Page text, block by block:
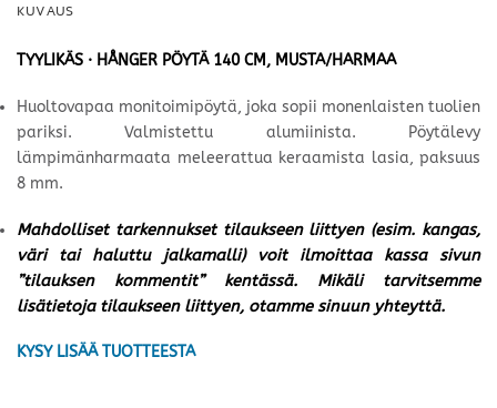
KUVAUS
TYYLIKÄS · HÅNGER PÖYTÄ 140 CM, MUSTA/HARMAA
Huoltovapaa monitoimipöytä, joka sopii monenlaisten tuolien
pariksi. Valmistettu alumiinista. Pöytälevy
lämpimänharmaata meleerattua keraamista lasia, paksuus
8 mm.
Mahdolliset tarkennukset tilaukseen liittyen (esim. kangas,
väri tai haluttu jalkamalli) voit ilmoittaa kassa sivun
”tilauksen kommentit” kentässä. Mikäli tarvitsemme
lisätietoja tilaukseen liittyen, otamme sinuun yhteyttä.
KYSY LISÄÄ TUOTTEESTA